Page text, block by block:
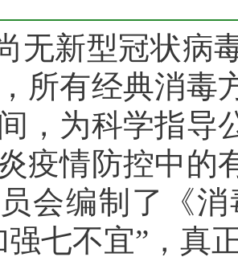
无新型冠状病
所有经典消毒
，为科学指导
疫情防控中的
会编制了《
强七不宜”，真